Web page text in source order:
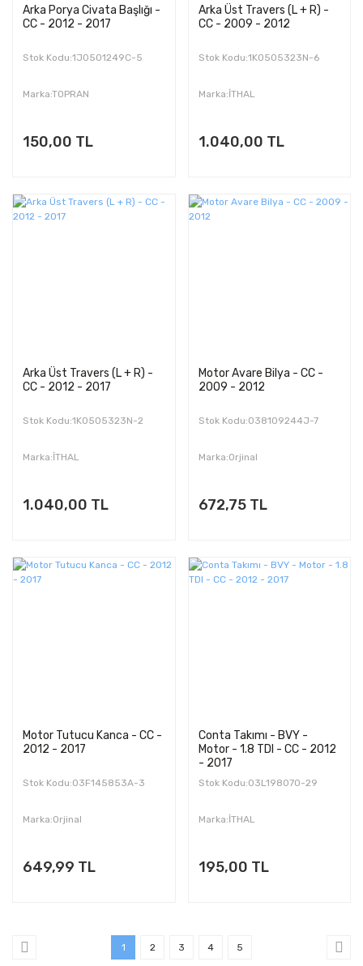
Arka Porya Civata Başlığı -
CC - 2012 - 2017
Stok Kodu:1J0501249C-5
Marka:TOPRAN
150,00 TL
Arka Üst Travers (L + R) -
CC - 2009 - 2012
Stok Kodu:1K0505323N-6
Marka:İTHAL
1.040,00 TL
Arka Üst Travers (L + R) -
CC - 2012 - 2017
Stok Kodu:1K0505323N-2
Marka:İTHAL
1.040,00 TL
Motor Avare Bilya - CC -
2009 - 2012
Stok Kodu:038109244J-7
Marka:Orjinal
672,75 TL
Motor Tutucu Kanca - CC -
2012 - 2017
Stok Kodu:03F145853A-3
Marka:Orjinal
649,99 TL
Conta Takımı - BVY -
Motor - 1.8 TDI - CC - 2012
- 2017
Stok Kodu:03L198070-29
Marka:İTHAL
195,00 TL
1 2 3 4 5